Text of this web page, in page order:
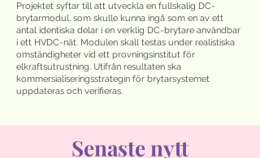
Projektet syftar till att utveckla en fullskalig DC-
brytarmodul, som skulle kunna ingå som en av ett
antal identiska delar i en verklig DC-brytare användbar
i ett HVDC-nät. Modulen skall testas under realistiska
omständigheter vid ett provningsinstitut för
elkraftsutrustning. Utifrån resultaten ska
kommersialiseringsstrategin för brytarsystemet
uppdateras och verifieras.
Senaste nytt